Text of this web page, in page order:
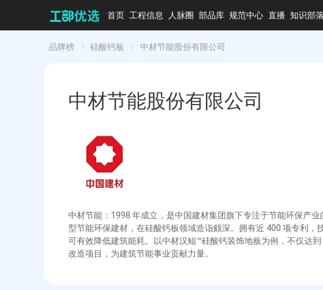
首页 工程信息 人脉圈 部品库 规范中心 直播 知识部落
品牌榜 硅酸钙板 中材节能股份有限公司
中材节能股份有限公司
中材节能：1998 年成立，是中国建材集团旗下专注于节能环保产
型节能环保建材，在硅酸钙板领域造诣颇深。拥有近 400 项专利
可有效降低建筑能耗。以中材汉鲲™硅酸钙装饰地板为例，不仅达
改造项目，为建筑节能事业贡献力量。